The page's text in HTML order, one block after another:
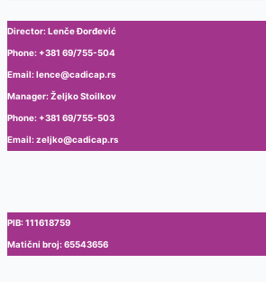
Director: Lenče Đorđević
Phone: +381 69/755-504
Email: lence@cadicap.rs
Manager: Željko Stoilkov
Phone: +381 69/755-503
Email: zeljko@cadicap.rs
PIB: 111618759
Matični broj: 65543656